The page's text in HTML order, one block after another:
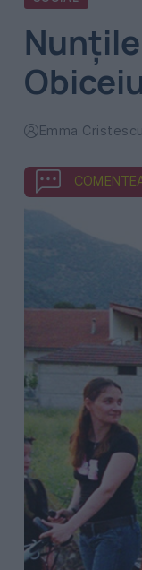
Emma Cristescu